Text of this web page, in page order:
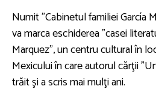
Numit "Cabinetul familiei García
va marca eschiderea "casei
Marquez", un centru cultural în
Mexicului în care autorul cărţii
trăit şi a scris mai mulţi ani.